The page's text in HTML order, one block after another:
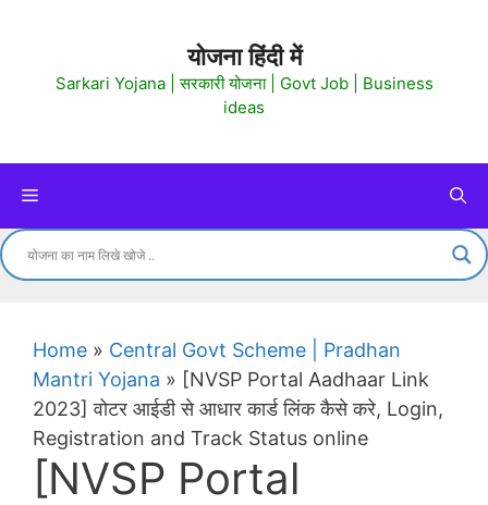
content
योजना हिंदी में
Sarkari Yojana | सरकारी योजना | Govt Job | Business
ideas
Menu
Home » Central Govt Scheme | Pradhan
Mantri Yojana » [NVSP Portal Aadhaar Link
2023] वोटर आईडी से आधार कार्ड लिंक कैसे करे, Login,
Registration and Track Status online
[NVSP Portal